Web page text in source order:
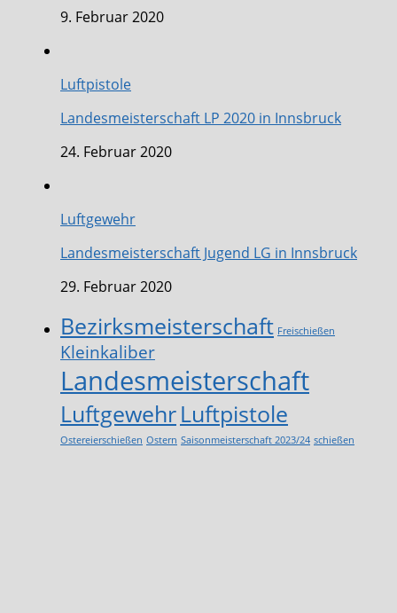
9. Februar 2020
Luftpistole
Landesmeisterschaft LP 2020 in Innsbruck
24. Februar 2020
Luftgewehr
Landesmeisterschaft Jugend LG in Innsbruck
29. Februar 2020
Bezirksmeisterschaft Freischießen
Kleinkaliber
Landesmeisterschaft
LuftgewehrLuftpistole
Ostereierschießen Ostern Saisonmeisterschaft 2023/24 schießen